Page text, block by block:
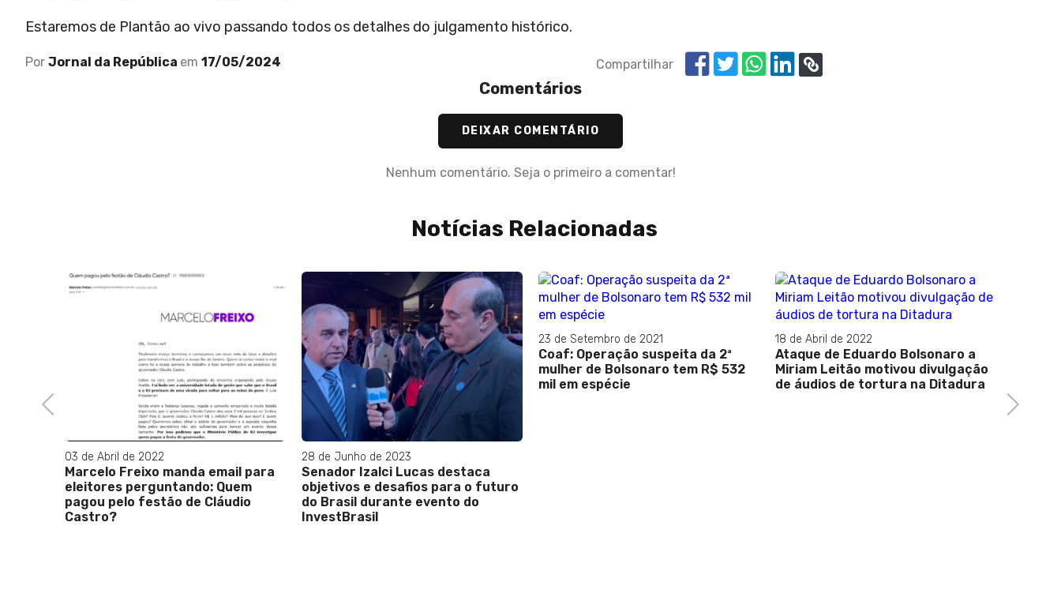
Estaremos de Plantão ao vivo passando todos os detalhes do julgamento histórico.
Por Jornal da República em 17/05/2024 Compartilhar
Comentários
DEIXAR COMENTÁRIO
Nenhum comentário. Seja o primeiro a comentar!
Notícias Relacionadas
Previous
03 de Abril de 2022
Marcelo Freixo manda email para
eleitores perguntando: Quem
pagou pelo festão de Cláudio
Castro?
28 de Junho de 2023
Senador Izalci Lucas destaca
objetivos e desafios para o futuro
do Brasil durante evento do
InvestBrasil
23 de Setembro de 2021
Coaf: Operação suspeita da 2ª
mulher de Bolsonaro tem R$ 532
mil em espécie
18 de Abril de 2022
Ataque de Eduardo Bolsonaro a
Miriam Leitão motivou divulgação
de áudios de tortura na Ditadura
Next